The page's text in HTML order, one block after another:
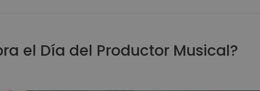
el Día del Productor Musical?